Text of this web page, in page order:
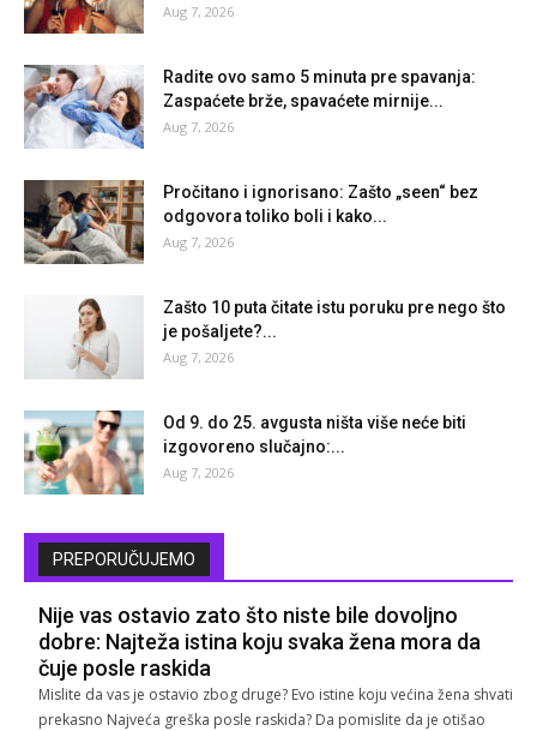
Aug 7, 2026
Radite ovo samo 5 minuta pre spavanja:
Zaspaćete brže, spavaćete mirnije...
Aug 7, 2026
Pročitano i ignorisano: Zašto „seen“ bez
odgovora toliko boli i kako...
Aug 7, 2026
Zašto 10 puta čitate istu poruku pre nego što
je pošaljete?...
Aug 7, 2026
Od 9. do 25. avgusta ništa više neće biti
izgovoreno slučajno:...
Aug 7, 2026
PREPORUČUJEMO
Nije vas ostavio zato što niste bile dovoljno
dobre: Najteža istina koju svaka žena mora da
čuje posle raskida
Mislite da vas je ostavio zbog druge? Evo istine koju većina žena shvati
prekasno Najveća greška posle raskida? Da pomislite da je otišao